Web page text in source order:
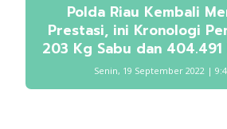
Polda Riau Kembali
Prestasi, ini Kronologi
203 Kg Sabu dan
Senin, 19 September 2022 |